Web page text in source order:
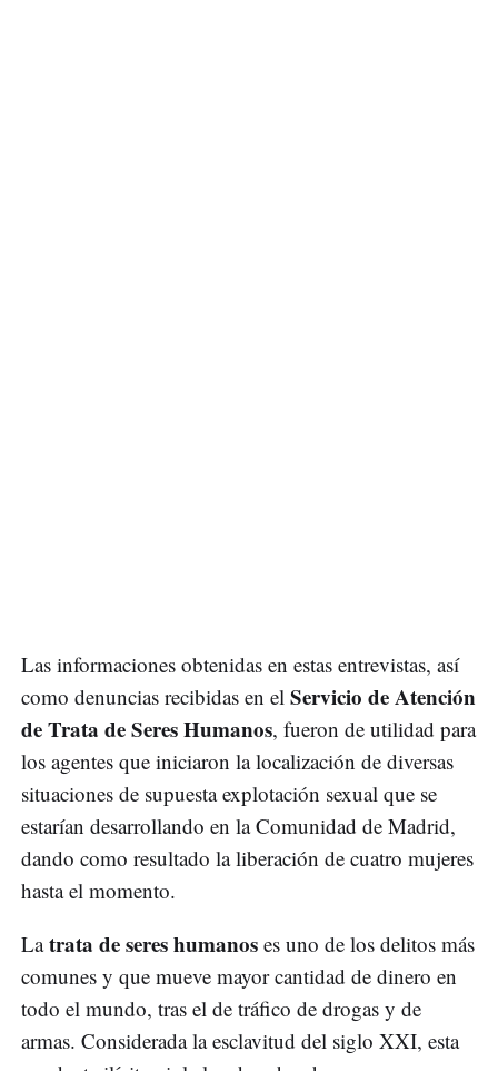
Las informaciones obtenidas en estas entrevistas, así
como denuncias recibidas en el Servicio de Atención
de Trata de Seres Humanos, fueron de utilidad para
los agentes que iniciaron la localización de diversas
situaciones de supuesta explotación sexual que se
estarían desarrollando en la Comunidad de Madrid,
dando como resultado la liberación de cuatro mujeres
hasta el momento.
Latrata de seres humanos es uno de los delitos más
comunes y que mueve mayor cantidad de dinero en
todo el mundo, tras el de tráfico de drogas y de
armas. Considerada la esclavitud del siglo XXI, esta